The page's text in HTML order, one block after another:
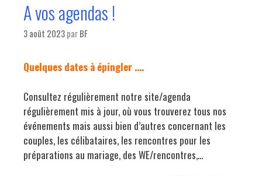
A vos agendas !
3 août 2023parBF
Quelques dates à épingler ….
Consultez régulièrement notre site/agenda
régulièrement mis à jour, où vous trouverez tous nos
événements mais aussi bien d’autres concernant les
couples, les célibataires, les rencontres pour les
préparations au mariage, des WE/rencontres,…